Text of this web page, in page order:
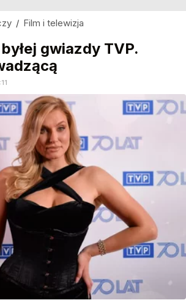
/ Film i telewizja
gwiazdy TVP.